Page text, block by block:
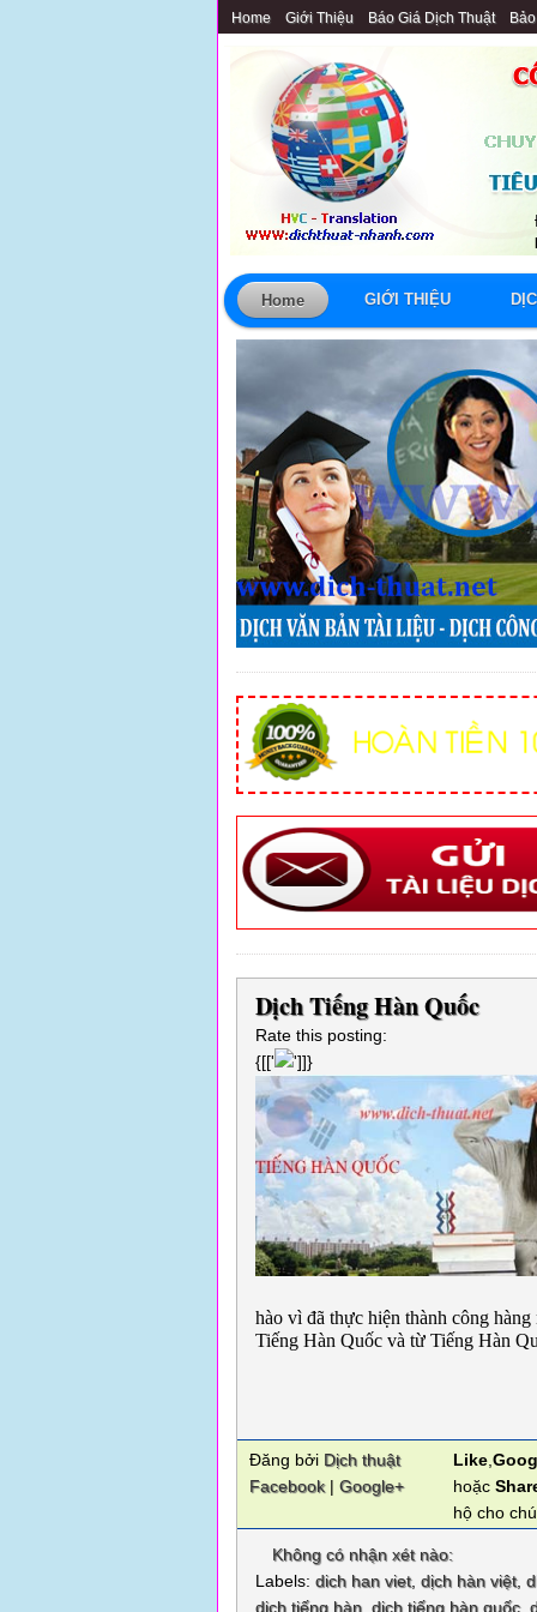
Home Giới Thiệu Báo Giá Dịch Thuật
Home GIỚI THIỆU
Dịch Tiếng Hàn Quốc
Rate this posting:
{[['
']]}
hào vì đã thực hiện thành công
Tiếng Hàn Quốc và từ Tiếng Hàn
Đăng bởi Dịch thuật
Facebook| Google+
Like
hoặc
hộ cho
Không có nhận xét nào:
Labels: dich han viet, dịch hàn việt,
dịch tiếng hàn dịch tiếng hàn quốc,